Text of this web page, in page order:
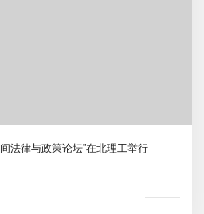
法律与政策论坛”在北理工举行